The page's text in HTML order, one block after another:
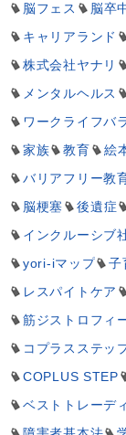
脳フェス
脳卒
キャリアランド
株式会社ヤナリ
メンタルヘルス
ワークライフバ
家族
教育 絵
バリアフリー教
脳梗塞
後遺症
インクルーシブ
yori-iマップ
子
レスパイトケア
筋ジストロフィ
コプラスステッ
COPLUS STEP
ベストトレーデ